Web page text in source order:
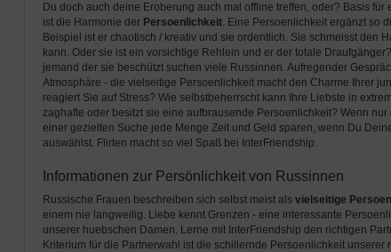
Du doch auch deine Eroberung auch mal offline treffen, oder? Basis
ist die Harmonie der Persoenlichkeit. Eine Persoenlichkeit ergänzt so
Beispiel ist er chaotisch / kreativ und sie ordentlich. Sie schmeisst den
kann. Oder sie ist ein vorsichtige Rehlein und er der totale
jemand der sie beschützt suchen viele Russinnen. Aufregender
Atmosphäre - die vielseitige Persoenlichkeit macht den Charme Ihrer
reagiert Sie auf Stress? Wie selbstbeherrscht kann Ihre Liebste in
zaghafte oder besitzt sie eine aufbrausende Persoenlichkeit? Wenn
einer gezielten Suche jede Menge Zeit und Geld sparen, wenn Du
auswählst. Flirten macht so viel Spaß bei InterFriendship.
Informationen zur Persönlichkeit von Russinnen
Russische Frauen beschreiben sich selbst meist als vielseitige
einem nie langweilig. Liebe kennt Grenzen - eine interessante
unserer huebschen Damen. Lerne mit InterFriendship den richtigen
Kriterium für die Partnerwahl ist die schillernde Persoenlichkeit unserer